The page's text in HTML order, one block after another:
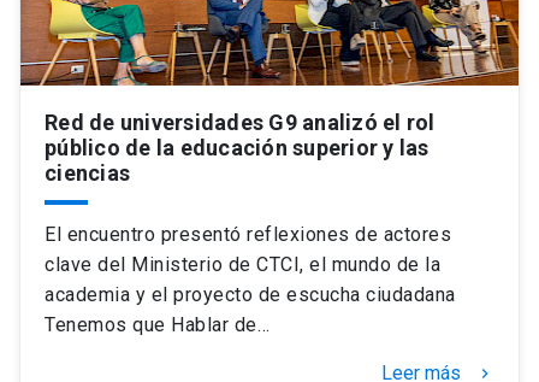
Red de universidades G9 analizó el rol
público de la educación superior y las
ciencias
El encuentro presentó reflexiones de actores
clave del Ministerio de CTCI, el mundo de la
academia y el proyecto de escucha ciudadana
Tenemos que Hablar de…
Leer más keyboard_arrow_right